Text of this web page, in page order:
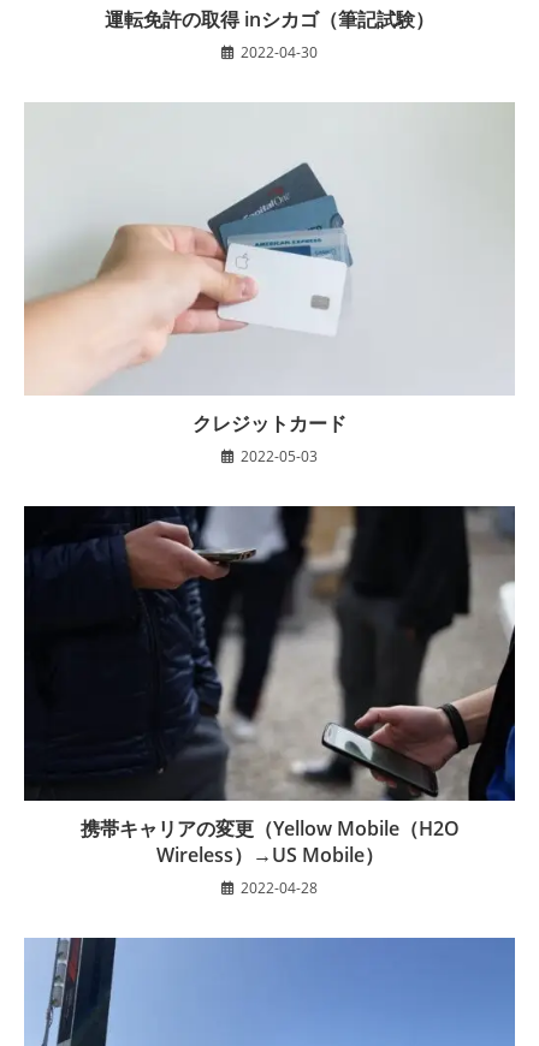
運転免許の取得 inシカゴ（筆記試験）
2022-04-30
クレジットカード
2022-05-03
携帯キャリアの変更（Yellow Mobile（H2O
Wireless）→US Mobile）
2022-04-28